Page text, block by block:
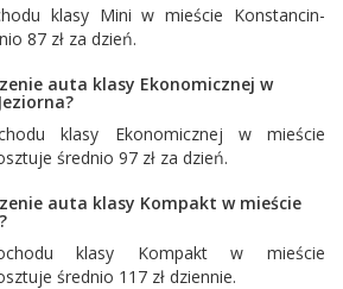
klasy Mini w mieście Konstancin-
87 zł za dzień.
auta klasy Ekonomicznej w
klasy Ekonomicznej w mieście
średnio 97 zł za dzień.
auta klasy Kompakt w mieście
klasy Kompakt w mieście
średnio 117 zł dziennie.